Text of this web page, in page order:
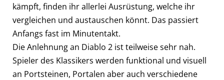
kämpft, finden ihr allerlei Ausrüstung, welche ihr
vergleichen und austauschen könnt. Das passiert
Anfangs fast im Minutentakt.
Die Anlehnung an Diablo 2 ist teilweise sehr nah.
Spieler des Klassikers werden funktional und visuell
an Portsteinen, Portalen aber auch verschiedene